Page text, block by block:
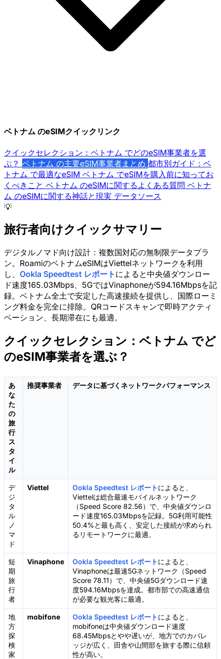
ベトナム のeSIMクイックリンク
クイックセレクション：ベトナム でどのeSIM事業者を選
ぶ？ ベトナム の主要eSIM事業者まとめ 都市別ガイド：ベ
トナム で最適なeSIM ベトナム でeSIMを購入前に知ってお
くべきこと ベトナム のeSIMに関するよくある質問 ベトナ
ム のeSIMに関する神話と現実 データソース
💡
旅行者向けクイックサマリー
デジタルノマド向け設計：複数国対応の無制限データプラ
ン。RoamiのベトナムeSIMはViettelネットワークを利用
し、 Ookla Speedtest レポート によると中央値ダウンロー
ド速度165.03Mbps、5GではVinaphoneが594.16Mbpsを記
録。ベトナム全土で安定した高速接続を提供し、国際ローミ
ング料金を完全に排除。QRコードスキャンで即時アクティ
ベーション、長期滞在にも最適。
クイックセレクション：ベトナム でど
のeSIM事業者を選ぶ？
あ
な
た
の
旅
行
ス
タ
イ
ル
推奨事業者 データに基づくネットワークパフォーマンス
デ
ジ
タ
ル
ノ
マ
ド
Viettel Ookla Speedtest レポートによると、
Viettelは総合最速モバイルネットワーク
（Speed Score 82.56）で、中央値ダウンロ
ード速度165.03Mbpsを記録。5G利用可能性
50.4%と最も高く、安定した接続が求められ
るリモートワークに最適。
短
期
旅
行
者
Vinaphone Ookla Speedtest レポートによると、
Vinaphoneは最速5Gネットワーク（Speed
Score 78.11）で、中央値5Gダウンロード速
度594.16Mbpsを達成。都市部での高速通信
が必要な観光客に最適。
地
方
探
検
家
mobifone Ookla Speedtest レポートによると、
mobifoneは中央値ダウンロード速度
68.45Mbpsとやや遅いが、地方でのカバレ
ッジが広く、田舎や山間部を旅する際に信頼
性が高い。